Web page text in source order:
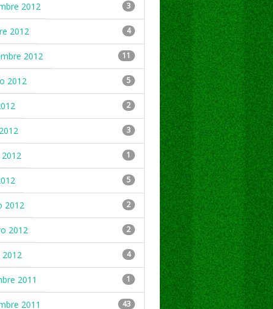
2012 3
2012 4
2012 11
2012 5
2
3
1
5
2012 2
2012 2
4
2011 1
2011 43